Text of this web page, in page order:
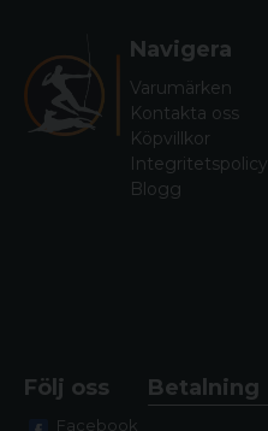
Navigera
Varumärken
Kontakta oss
Köpvillkor
Integritetspolicy
Blogg
Följ oss
Facebook
Betalning